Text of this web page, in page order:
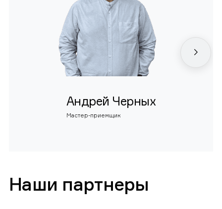
Андрей Черных
Мастер-приемщик
Наши партнеры